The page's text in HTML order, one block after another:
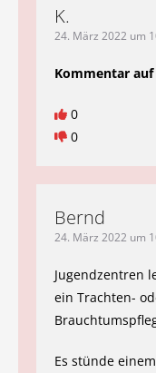
K.
24. März 2022 um
Kommentar
0
0
Bernd
24. März 2022 um
Jugendzentren
ein Trachten-
Es stünde